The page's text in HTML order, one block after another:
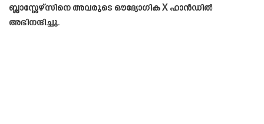
ബ്ലാസ്റ്റേഴ്സിനെ അവരുടെ ഔദ്യോഗിക X ഹാൻഡിൽ
അഭിനന്ദിച്ചു.